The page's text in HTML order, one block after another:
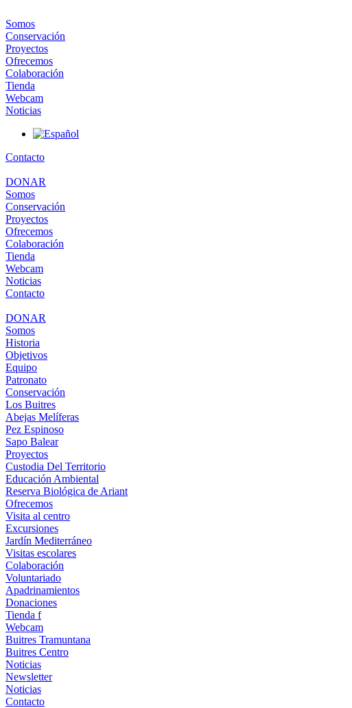
Somos
Conservación
Proyectos
Ofrecemos
Colaboración
Tienda
Webcam
Noticias
Contacto
DONAR
Somos
Conservación
Proyectos
Ofrecemos
Colaboración
Tienda
Webcam
Noticias
Contacto
DONAR
Somos
Historia
Objetivos
Equipo
Patronato
Conservación
Los Buitres
Abejas Melíferas
Pez Espinoso
Sapo Balear
Proyectos
Custodia Del Territorio
Educación Ambiental
Reserva Biológica de Ariant
Ofrecemos
Visita al centro
Excursiones
Jardín Mediterráneo
Visitas escolares
Colaboración
Voluntariado
Apadrinamientos
Donaciones
Tienda f
Webcam
Buitres Tramuntana
Buitres Centro
Noticias
Newsletter
Noticias
Contacto